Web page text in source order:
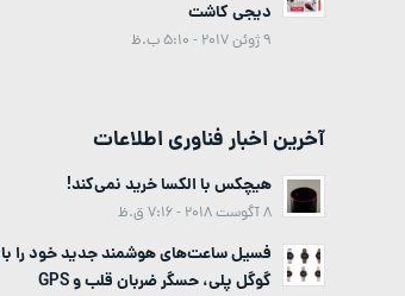
دیجی کاشت
9 ژوئن 2017 - 5:10 ب.ظ
آخرین اخبار فناوری اطلاعات
هیچکس با الکسا خرید نمی‌کند!
8 آگوست 2018 - 7:16 ق.ظ
فسیل ساعت‌های هوشمند جدید خود را با
گوگل پلی، حسگر ضربان قلب و GPS